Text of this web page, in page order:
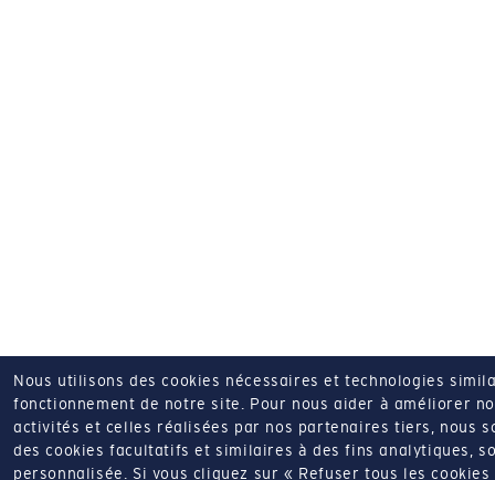
Nous utilisons des cookies nécessaires et technologies
fonctionnement de notre site. Pour nous aider à améliorer
activités et celles réalisées par nos partenaires tiers, nous
des cookies facultatifs et similaires à des fins analytiques,
personnalisée.
Si vous cliquez sur « Refuser tous les